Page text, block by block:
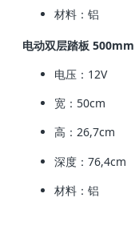
材料：铝
电动双层踏板 500mm
电压：12V
宽：50cm
高：26,7cm
深度：76,4cm
材料：铝